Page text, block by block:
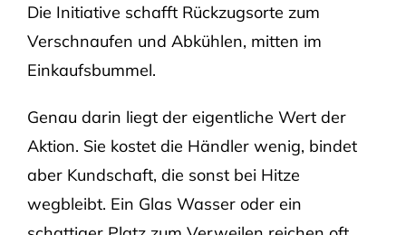
Die Initiative schafft Rückzugsorte zum
Verschnaufen und Abkühlen, mitten im
Einkaufsbummel.
Genau darin liegt der eigentliche Wert der
Aktion. Sie kostet die Händler wenig, bindet
aber Kundschaft, die sonst bei Hitze
wegbleibt. Ein Glas Wasser oder ein